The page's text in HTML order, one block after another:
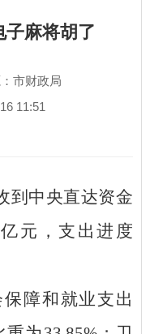
子麻将胡了
市财政局
11:51
到中央直达资金
元，支出进度
障和就业支出